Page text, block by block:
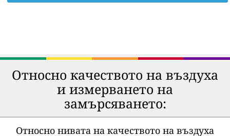
Относно качеството на въздуха
и измерването на
замърсяването:
Относно нивата на качеството на въздуха